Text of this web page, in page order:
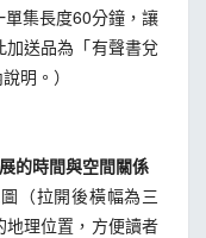
集長度60分鐘，讓
送品為「有聲書兌
明。）
的時間與空間關係
（拉開後橫幅為三
理位置，方便讀者